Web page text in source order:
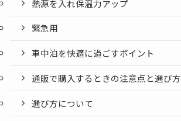
熱源を入れ保温力アップ
緊急用
車中泊を快適に過ごすポイント
通販で購入するときの注意点と選び方
選び方について